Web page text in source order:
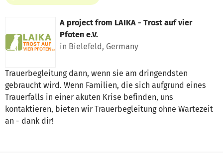
A project from LAIKA - Trost auf vier
Pfoten e.V.
in Bielefeld, Germany
Trauerbegleitung dann, wenn sie am dringendsten
gebraucht wird. Wenn Familien, die sich aufgrund eines
Trauerfalls in einer akuten Krise befinden, uns
kontaktieren, bieten wir Trauerbegleitung ohne Wartezeit
an - dank dir!